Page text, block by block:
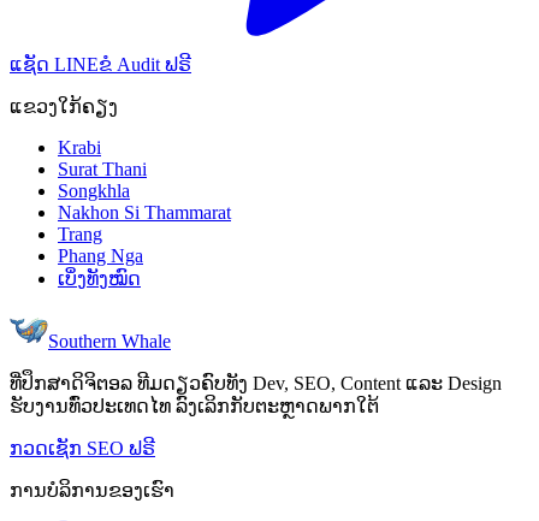
ແຊັດ LINEຂໍ Audit ຟຣີ
ແຂວງໃກ້ຄຽງ
Krabi
Surat Thani
Songkhla
Nakhon Si Thammarat
Trang
Phang Nga
ເບິ່ງທັງໝົດ
Southern Whale
ທີ່ປຶກສາດິຈິຕອລ ທີມດຽວຄົບທັງ Dev, SEO, Content ແລະ Design
ຮັບງານທົ່ວປະເທດໄທ ລົງເລິກກັບຕະຫຼາດພາກໃຕ້
ກວດເຊັກ SEO ຟຣີ
ການບໍລິການຂອງເຮົາ